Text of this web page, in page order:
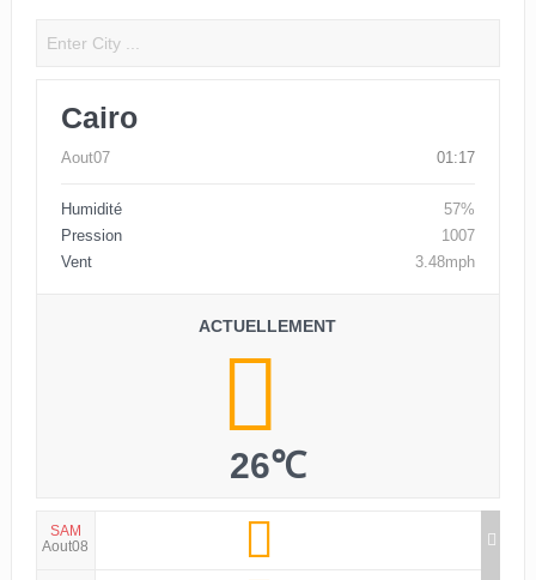
Cairo
Aout07 01:17
Humidité
57%
Pression
1007
Vent
3.48mph
ACTUELLEMENT
26℃
SAM
Aout08